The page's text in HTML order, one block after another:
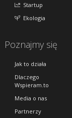
Startup
Ekologia
Poznajmy się
Jak to działa
Dlaczego
Wspieram.to
Media o nas
Partnerzy